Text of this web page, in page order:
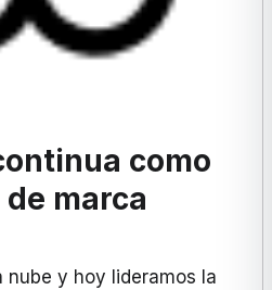
como
marca
nube y hoy lideramos la